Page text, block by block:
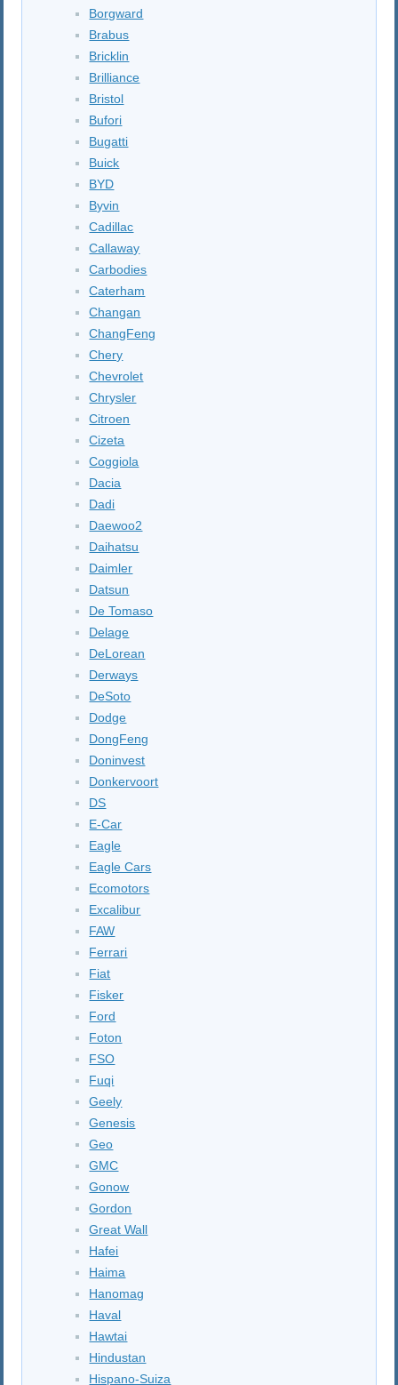
Borgward
Brabus
Bricklin
Brilliance
Bristol
Bufori
Bugatti
Buick
BYD
Byvin
Cadillac
Callaway
Carbodies
Caterham
Changan
ChangFeng
Chery
Chevrolet
Chrysler
Citroen
Cizeta
Coggiola
Dacia
Dadi
Daewoo2
Daihatsu
Daimler
Datsun
De Tomaso
Delage
DeLorean
Derways
DeSoto
Dodge
DongFeng
Doninvest
Donkervoort
DS
E-Car
Eagle
Eagle Cars
Ecomotors
Excalibur
FAW
Ferrari
Fiat
Fisker
Ford
Foton
FSO
Fuqi
Geely
Genesis
Geo
GMC
Gonow
Gordon
Great Wall
Hafei
Haima
Hanomag
Haval
Hawtai
Hindustan
Hispano-Suiza